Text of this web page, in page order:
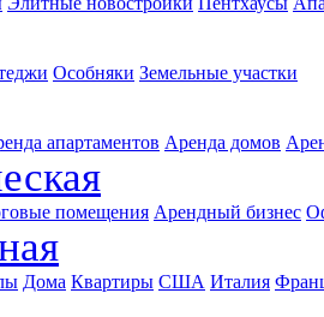
Особняки Земельные участки
апартаментов Аренда домов
помещения Арендный бизнес
Дома Квартиры США Италия